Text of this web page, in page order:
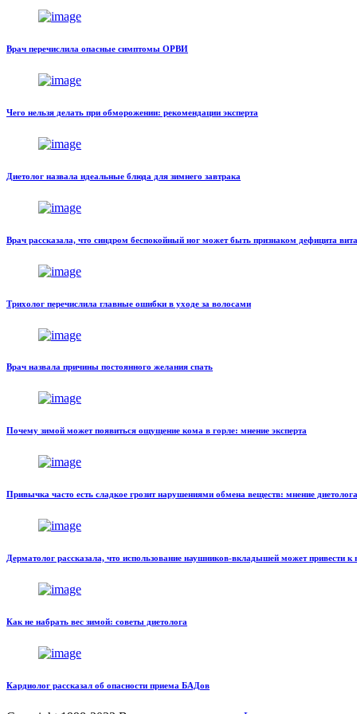
Врач перечислила опасные симптомы ОРВИ
Чего нельзя делать при обморожении: рекомендации эксперта
Диетолог назвала идеальные блюда для зимнего завтрака
Врач рассказала, что синдром беспокойный ног может быть признаком дефицита
Трихолог перечислила главные ошибки в уходе за волосами
Врач назвала причины постоянного желания спать
Почему зимой может появиться ощущение кома в горле: мнение эксперта
Привычка часто есть сладкое грозит нарушениями обмена веществ: мнение диетолога
Дерматолог рассказала, что использование наушников-вкладышей может привести к
Как не набрать вес зимой: советы диетолога
Кардиолог рассказал об опасности приема БАДов